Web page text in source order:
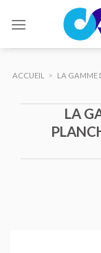
ACCUEIL > LA GAMME
LA